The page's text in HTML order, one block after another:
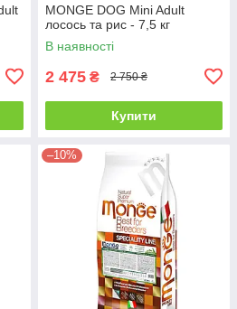
MONGE DOG Mini Adult
лосось та рис - 7,5 кг
В наявності
2 475 ₴ 2 750 ₴
Купити
–10%